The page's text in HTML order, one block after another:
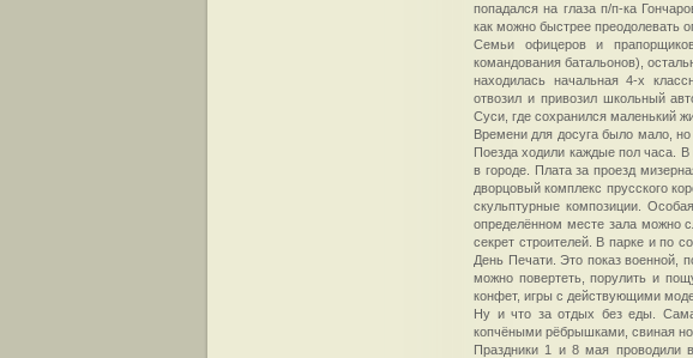
попадался на глаза п/п-ка
как можно быстрее преодолевать
Семьи офицеров и
командования батальонов),
находилась начальная 4-х
отвозил и привозил школьный
Суси, где сохранился маленький
Времени для досуга было мало,
Поезда ходили каждые пол часа.
в городе. Плата за проезд
дворцовый комплекс прусского
скульптурные композиции.
определённом месте зала можно
секрет строителей. В парке и по
День Печати. Это показ военной,
можно повертеть, порулить и
конфет, игры с действующими
Ну и что за отдых без еды.
копчёными рёбрышками, свиная
Праздники 1 и 8 мая проводили